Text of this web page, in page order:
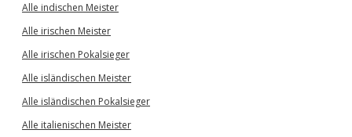
Alle indischen Meister
Alle irischen Meister
Alle irischen Pokalsieger
Alle isländischen Meister
Alle isländischen Pokalsieger
Alle italienischen Meister